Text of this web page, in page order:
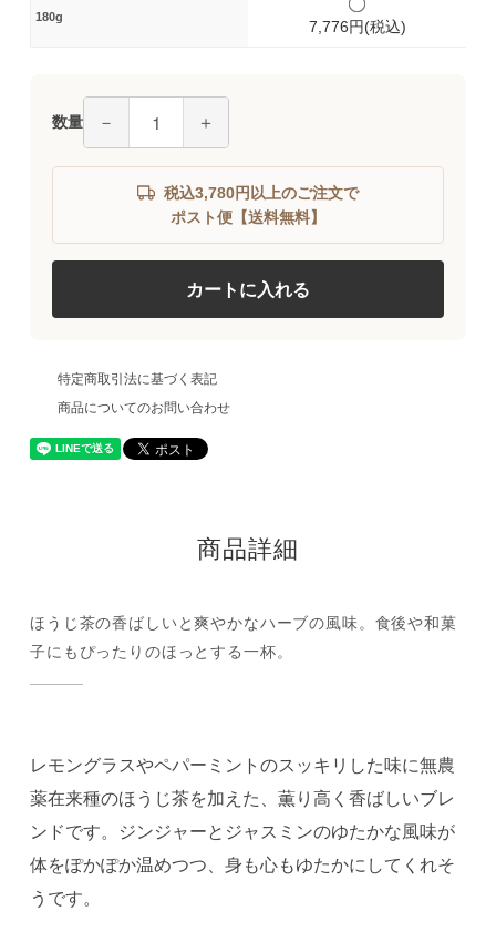
180g
7,776円(税込)
数量 － ＋
税込3,780円以上のご注文で
ポスト便【送料無料】
カートに入れる
特定商取引法に基づく表記
商品についてのお問い合わせ
商品詳細
ほうじ茶の香ばしいと爽やかなハーブの風味。食後や和菓
子にもぴったりのほっとする一杯。
レモングラスやペパーミントのスッキリした味に無農
薬在来種のほうじ茶を加えた、薫り高く香ばしいブレ
ンドです。ジンジャーとジャスミンのゆたかな風味が
体をぽかぽか温めつつ、身も心もゆたかにしてくれそ
うです。